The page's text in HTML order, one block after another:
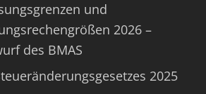
und
2026 –
des BMAS
2025